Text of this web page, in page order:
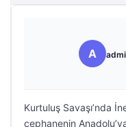
A
Kurtuluş Savaşı’nda
cephanenin